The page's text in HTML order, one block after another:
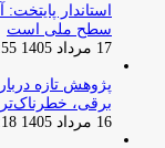
استاندار
سطح ملی است
17 مرداد 1405 17:55
پژوهش تازه
برقی،
16 مرداد 1405 21:18